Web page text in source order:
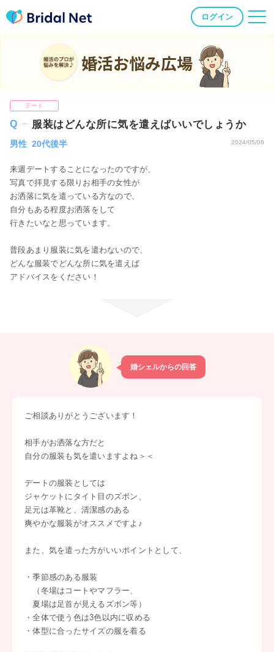
ログイン
婚活お悩み広場
デート
服装はどんな所に気を遣えばいいでしょうか
男性 20代後半 2024/05/06
来週デートすることになったのですが、
写真で拝見する限りお相手の女性が
お洒落に気を遣っている方なので、
自分もある程度お洒落をして
行きたいなと思っています。
普段あまり服装に気を遣わないので、
どんな服装でどんな所に気を遣えば
アドバイスをください！
婚シェルからの回答
ご相談ありがとうございます！
相手がお洒落な方だと
自分の服装も気を遣いますよね＞＜
デートの服装としては
ジャケットにタイト目のズボン、
足元は革靴と、清潔感のある
爽やかな服装がオススメですよ♪
また、気を遣った方がいいポイントとして、
・季節感のある服装
（冬場はコートやマフラー、
夏場は足首が見えるズボン等）
・全体で使う色は3色以内に収める
・体型に合ったサイズの服を着る